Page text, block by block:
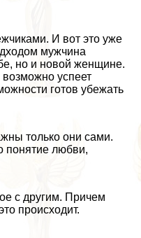
И вот это уже
мужчина
но и новой женщине.
успеет
готов убежать
только они сами.
понятие любви,
с другим. Причем
происходит.